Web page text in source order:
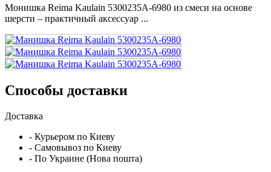
Монишка Reima Kaulain 5300235A-6980 из смеси на основе
шерсти – практичный аксессуар ...
Способы доставки
Доставка
- Курьером по Киеву
- Самовывоз по Киеву
- По Украине (Нова пошта)